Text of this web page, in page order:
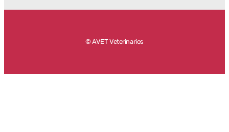
© AVET Veterinarios